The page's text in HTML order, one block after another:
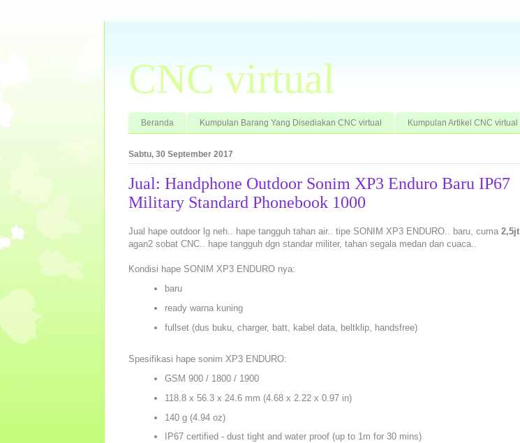
CNC virtual
Beranda Kumpulan Barang Yang Disediakan CNC virtual Kumpulan Artikel CNC virtual
Sabtu, 30 September 2017
Jual: Handphone Outdoor Sonim XP3 Enduro Baru IP67
Military Standard Phonebook 1000
Jual hape outdoor lg neh.. hape tangguh tahan air.. tipe SONIM XP3 ENDURO.. baru, cuma 2,5jt
agan2 sobat CNC.. hape tangguh dgn standar militer, tahan segala medan dan cuaca..
Kondisi hape SONIM XP3 ENDURO nya:
baru
ready warna kuning
fullset (dus buku, charger, batt, kabel data, beltklip, handsfree)
Spesifikasi hape sonim XP3 ENDURO:
GSM 900 / 1800 / 1900
118.8 x 56.3 x 24.6 mm (4.68 x 2.22 x 0.97 in)
140 g (4.94 oz)
IP67 certified - dust tight and water proof (up to 1m for 30 mins)